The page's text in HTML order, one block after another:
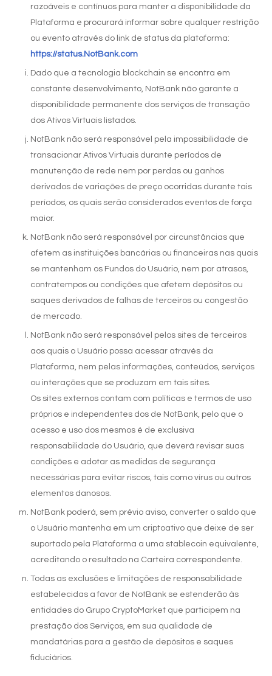
razoáveis e contínuos para manter a disponibilidade da
Plataforma e procurará informar sobre qualquer restrição
ou evento através do link de status da plataforma:
https://status.NotBank.com
Dado que a tecnologia blockchain se encontra em
constante desenvolvimento, NotBank não garante a
disponibilidade permanente dos serviços de transação
dos Ativos Virtuais listados.
NotBank não será responsável pela impossibilidade de
transacionar Ativos Virtuais durante períodos de
manutenção de rede nem por perdas ou ganhos
derivados de variações de preço ocorridas durante tais
períodos, os quais serão considerados eventos de força
maior.
NotBank não será responsável por circunstâncias que
afetem as instituições bancárias ou financeiras nas quais
se mantenham os Fundos do Usuário, nem por atrasos,
contratempos ou condições que afetem depósitos ou
saques derivados de falhas de terceiros ou congestão
de mercado.
NotBank não será responsável pelos sites de terceiros
aos quais o Usuário possa acessar através da
Plataforma, nem pelas informações, conteúdos, serviços
ou interações que se produzam em tais sites.
Os sites externos contam com políticas e termos de uso
próprios e independentes dos de NotBank, pelo que o
acesso e uso dos mesmos é de exclusiva
responsabilidade do Usuário, que deverá revisar suas
condições e adotar as medidas de segurança
necessárias para evitar riscos, tais como vírus ou outros
elementos danosos.
NotBank poderá, sem prévio aviso, converter o saldo que
o Usuário mantenha em um criptoativo que deixe de ser
suportado pela Plataforma a uma stablecoin equivalente,
acreditando o resultado na Carteira correspondente.
Todas as exclusões e limitações de responsabilidade
estabelecidas a favor de NotBank se estenderão às
entidades do Grupo CryptoMarket que participem na
prestação dos Serviços, em sua qualidade de
mandatárias para a gestão de depósitos e saques
fiduciários.